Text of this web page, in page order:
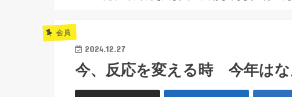
会員
2024.12.27
今、反応を変える時 今年は